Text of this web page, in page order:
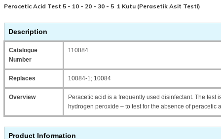
Peracetic Acid Test 5 - 10 - 20 - 30 - 5 1 Kutu (Perasetik Asit Testi)
Description
Catalogue
Number
110084
Replaces 10084-1; 10084
Overview
Peracetic acid is a frequently used disinfectant. The test
hydrogen peroxide – to test for the absence of peracetic
Product Information